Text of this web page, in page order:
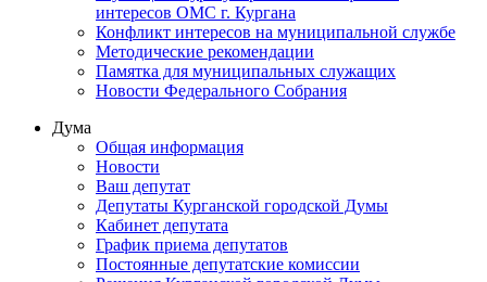
интересов ОМС г. Кургана
Конфликт интересов на муниципальной службе
Методические рекомендации
Памятка для муниципальных служащих
Новости Федерального Cобрания
Дума
Общая информация
Новости
Ваш депутат
Депутаты Курганской городской Думы
Кабинет депутата
График приема депутатов
Постоянные депутатские комиссии